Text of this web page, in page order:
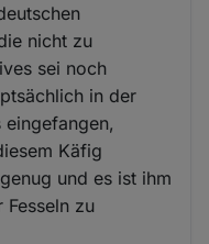
nicht zu
sei noch
in der
Käfig
und es ist ihm
Fesseln zu